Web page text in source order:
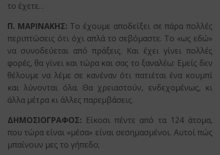
το έχετε…
Π. ΜΑΡΙΝΑΚΗΣ: Το έχουμε αποδείξει σε πάρα πολλές
περιπτώσεις ότι όχι απλά το σεβόμαστε. Το «ως εδώ»
να συνοδεύεται από πράξεις. Και έχει γίνει πολλές
φορές, θα γίνει και τώρα και σας το ξαναλέω: Εμείς δεν
θέλουμε να λέμε σε κανέναν ότι πατιέται ένα κουμπί
και λύνονται όλα. Θα χρειαστούν, ενδεχομένως, κι
άλλα μέτρα κι άλλες παρεμβάσεις.
ΔΗΜΟΣΙΟΓΡΑΦΟΣ: Είκοσι πέντε από τα 124 άτομα,
που τώρα είναι «μέσα» είναι σεσημασμένοι. Αυτοί πώς
μπαίνουν μες το γήπεδο;